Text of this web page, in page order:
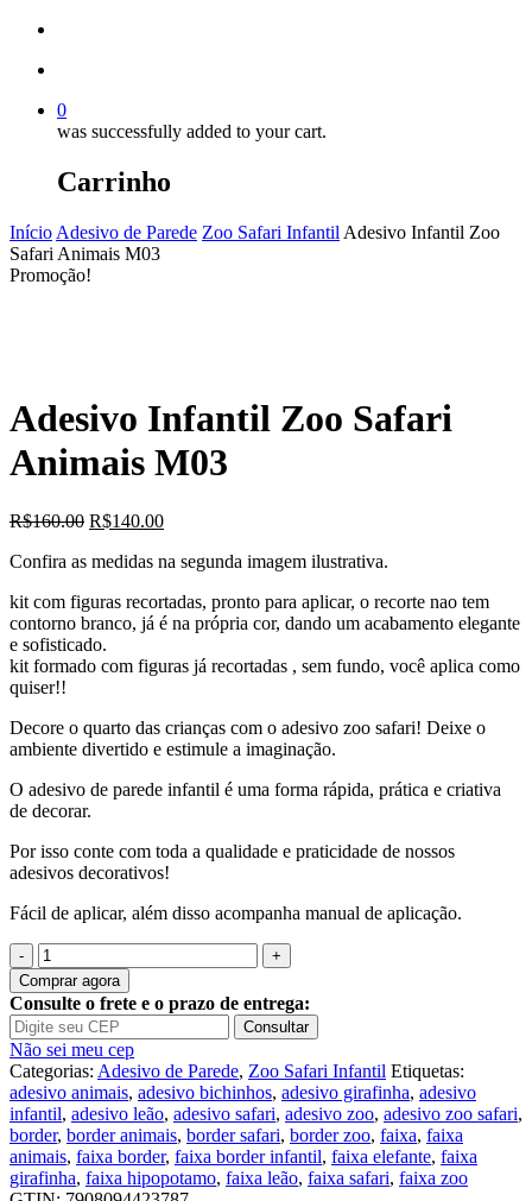
0
was successfully added to your cart.
Carrinho
Início Adesivo de Parede Zoo Safari Infantil Adesivo Infantil Zoo
Safari Animais M03
Promoção!
Adesivo Infantil Zoo Safari
Animais M03
R$160.00 O
original
R$160.00.
R$140.00O
atual
R$140.00.
Confira as medidas na segunda imagem ilustrativa.
kit com figuras recortadas, pronto para aplicar, o recorte nao tem
contorno branco, já é na própria cor, dando um acabamento elegante
e sofisticado.
kit formado com figuras já recortadas , sem fundo, você aplica como
quiser!!
Decore o quarto das crianças com o adesivo zoo safari! Deixe o
ambiente divertido e estimule a imaginação.
O adesivo de parede infantil é uma forma rápida, prática e criativa
de decorar.
Por isso conte com toda a qualidade e praticidade de nossos
adesivos decorativos!
Fácil de aplicar, além disso acompanha manual de aplicação.
Quantidade
de
Adesivo
Infantil
Zoo
Safari
Animais
M03
Comprar agora
Consulte o frete e o prazo de entrega:
Consultar
Não sei meu cep
Categorias: Adesivo de Parede, Zoo Safari Infantil Etiquetas:
adesivo animais, adesivo bichinhos, adesivo girafinha, adesivo
infantil, adesivo leão, adesivo safari, adesivo zoo, adesivo zoo safari,
border, border animais, border safari, border zoo, faixa, faixa
animais, faixa border, faixa border infantil, faixa elefante, faixa
girafinha, faixa hipopotamo, faixa leão, faixa safari, faixa zoo